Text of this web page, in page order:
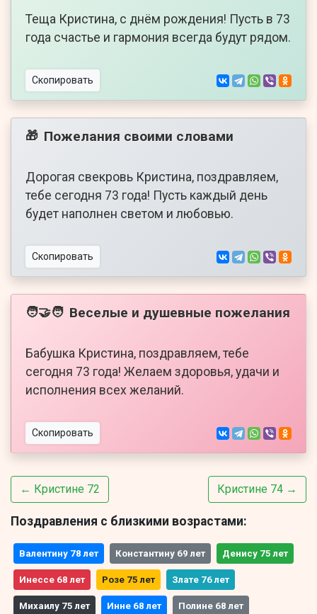
Теща Кристина, с днём рождения! Пусть в 73
года счастье и гармония всегда будут рядом.
Скопировать
🎁 Пожелания своими словами
Дорогая свекровь Кристина, поздравляем,
тебе сегодня 73 года! Пусть каждый день
будет наполнен светом и любовью.
Скопировать
🧑‍🤝‍🧑 Веселые и душевные пожелания
Бабушка Кристина, поздравляем, тебе
сегодня 73 года! Желаем здоровья, удачи и
исполнения всех желаний.
Скопировать
← Кристине 72 Кристине 74 →
Поздравления с близкими возрастами:
Валентину 78 лет Константину 69 лет Денису 75 лет
Инессе 68 лет Розе 75 лет Злате 76 лет
Михаилу 75 лет Инне 68 лет Полине 68 лет